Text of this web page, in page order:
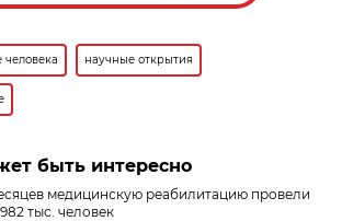
человека научные открытия
быть интересно
медицинскую реабилитацию провели
тыс. человек